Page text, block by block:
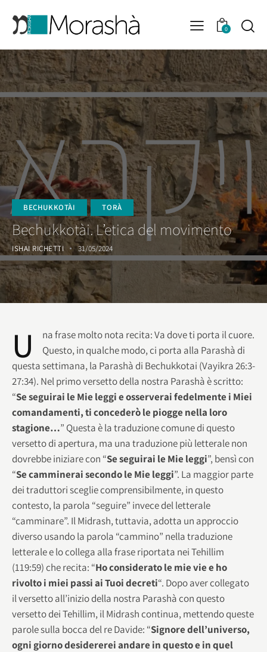
0
BECHUKKOTÀI TORÀ
Bechukkotài. L’etica del movimento
ISHAI RICHETTI 31/05/2024
U
na frase molto nota recita: Va dove ti porta il cuore.
Questo, in qualche modo, ci porta alla Parashà di
questa settimana, la Parashà di Bechukkotai (Vayikra 26:3-
27:34). Nel primo versetto della nostra Parashà è scritto:
“Se seguirai le Mie leggi e osserverai fedelmente i Miei
comandamenti, ti concederò le piogge nella loro
stagione…” Questa è la traduzione comune di questo
versetto di apertura, ma una traduzione più letterale non
dovrebbe iniziare con “Se seguirai le Mie leggi”, bensì con
“Se camminerai secondo le Mie leggi”. La maggior parte
dei traduttori sceglie comprensibilmente, in questo
contesto, la parola “seguire” invece del letterale
“camminare”. Il Midrash, tuttavia, adotta un approccio
diverso usando la parola “cammino” nella traduzione
letterale e lo collega alla frase riportata nei Tehillim
(119:59) che recita: “Ho considerato le mie vie e ho
rivolto i miei passi ai Tuoi decreti“. Dopo aver collegato
il versetto all’inizio della nostra Parashà con questo
versetto dei Tehillim, il Midrash continua, mettendo queste
parole sulla bocca del re Davide: “Signore dell’universo,
ogni giorno desidererei andare in questo e in quel